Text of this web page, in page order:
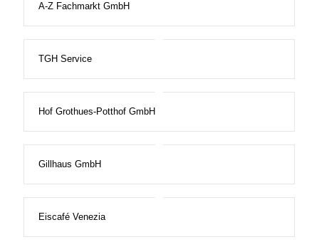
A-Z Fachmarkt GmbH
TGH Service
Hof Grothues-Potthof GmbH
Gillhaus GmbH
Eiscafé Venezia